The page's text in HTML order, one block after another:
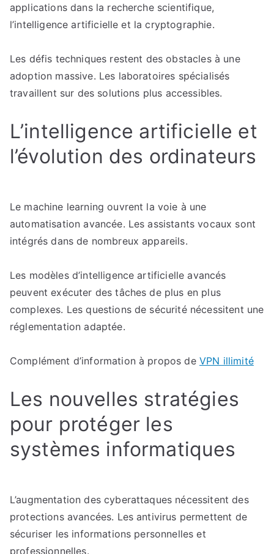
applications dans la recherche scientifique,
l’intelligence artificielle et la cryptographie.
Les défis techniques restent des obstacles à une
adoption massive. Les laboratoires spécialisés
travaillent sur des solutions plus accessibles.
L’intelligence artificielle et
l’évolution des ordinateurs
Le machine learning ouvrent la voie à une
automatisation avancée. Les assistants vocaux sont
intégrés dans de nombreux appareils.
Les modèles d’intelligence artificielle avancés
peuvent exécuter des tâches de plus en plus
complexes. Les questions de sécurité nécessitent une
réglementation adaptée.
Complément d’information à propos de VPN illimité
Les nouvelles stratégies
pour protéger les
systèmes informatiques
L’augmentation des cyberattaques nécessitent des
protections avancées. Les antivirus permettent de
sécuriser les informations personnelles et
professionnelles.